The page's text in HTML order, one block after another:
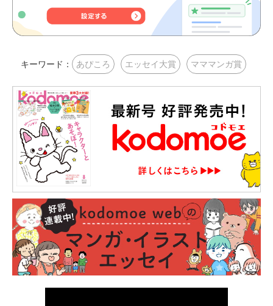
キーワード： あぴころ エッセイ大賞 マママンガ賞